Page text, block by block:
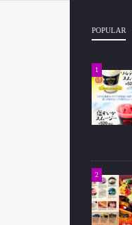
POPULAR